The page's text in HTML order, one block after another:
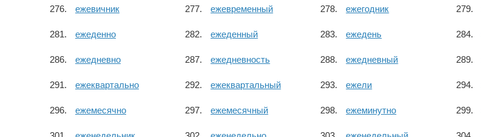
ежевичник ежевременный ежегодник
ежеденно ежеденный ежедень
ежедневно ежедневность ежедневный
ежеквартально ежеквартальный ежели
ежемесячно ежемесячный ежеминутно